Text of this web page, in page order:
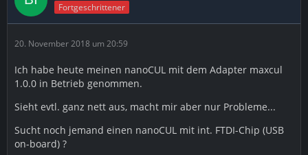
Fortgeschrittener
20. November 2018 um 20:59
Ich habe heute meinen nanoCUL mit dem Adapter maxcul
1.0.0 in Betrieb genommen.
Sieht evtl. ganz nett aus, macht mir aber nur Probleme...
Sucht noch jemand einen nanoCUL mit int. FTDI-Chip (USB
on-board) ?